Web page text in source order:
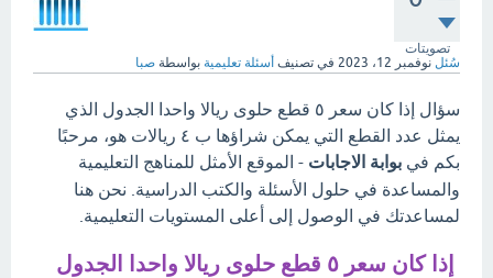
تصويتات
سُئل نوفمبر 12، 2023 في تصنيف أسئلة تعليمية بواسطة صبا
سؤال إذا كان سعر ٥ قطع حلوى ريالا واحدا الجدول الذي
يمثل عدد القطع التي يمكن شراؤها ب ٤ ريالات هو، مرحبًا
بكم في بوابة الاجابات - الموقع الأمثل للمناهج التعليمية
والمساعدة في حلول الأسئلة والكتب الدراسية. نحن هنا
لمساعدتك في الوصول إلى أعلى المستويات التعليمية.
إذا كان سعر ٥ قطع حلوى ريالا واحدا الجدول